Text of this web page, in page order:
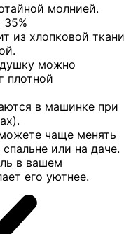
молнией.
35%
из хлопковой ткани
можно
плотной
в машинке при
чаще менять
или на даче.
в вашем
его уютнее.